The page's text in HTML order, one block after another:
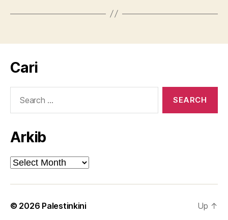
Cari
Arkib
Arkib
© 2026 Palestinkini Up ↑